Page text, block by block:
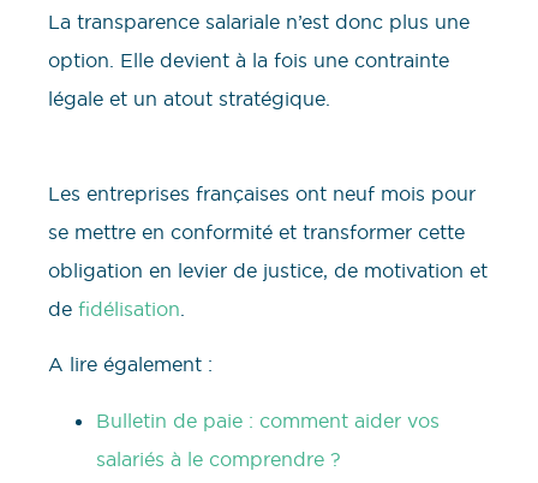
La transparence salariale n’est donc plus une
option. Elle devient à la fois une contrainte
légale et un atout stratégique.
Les entreprises françaises ont neuf mois pour
se mettre en conformité et transformer cette
obligation en levier de justice, de motivation et
de fidélisation
A lire également :
Bulletin de paie : comment aider vos
salariés à le comprendre ?